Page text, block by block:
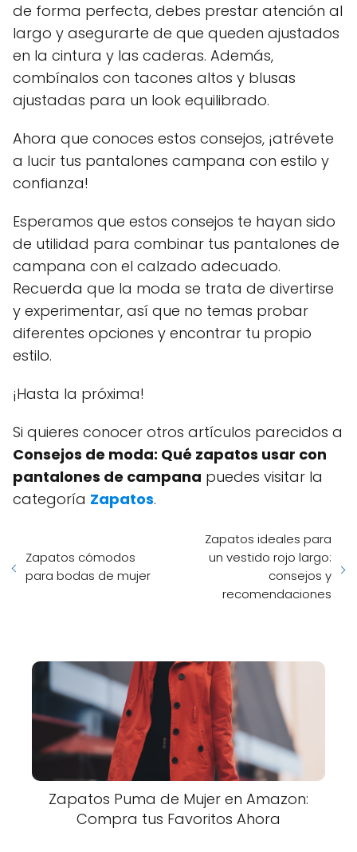
de forma perfecta, debes prestar atención al
largo y asegurarte de que queden ajustados
en la cintura y las caderas. Además,
combínalos con tacones altos y blusas
ajustadas para un look equilibrado.
Ahora que conoces estos consejos, ¡atrévete
a lucir tus pantalones campana con estilo y
confianza!
Esperamos que estos consejos te hayan sido
de utilidad para combinar tus pantalones de
campana con el calzado adecuado.
Recuerda que la moda se trata de divertirse
y experimentar, así que no temas probar
diferentes opciones y encontrar tu propio
estilo.
¡Hasta la próxima!
Si quieres conocer otros artículos parecidos a
Consejos de moda: Qué zapatos usar con
pantalones de campana puedes visitar la
categoría Zapatos.
Zapatos cómodos
para bodas de mujer
Zapatos ideales para
un vestido rojo largo:
consejos y
recomendaciones
Zapatos Puma de Mujer en Amazon:
Compra tus Favoritos Ahora